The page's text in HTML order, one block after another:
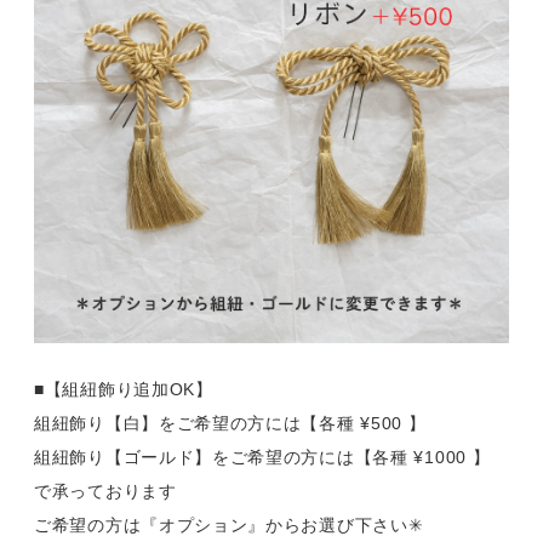
■【組紐飾り追加OK】
組紐飾り【白】をご希望の方には【各種 ¥500 】
組紐飾り【ゴールド】をご希望の方には【各種 ¥1000 】
で承っております
ご希望の方は『オプション』からお選び下さい✳︎